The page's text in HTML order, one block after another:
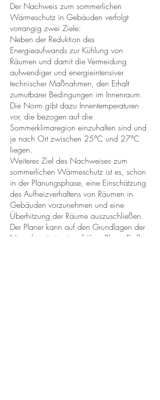
Der Nachweis zum sommerlichen
Wärmeschutz in Gebäuden verfolgt
vorrangig zwei Ziele:
Neben der Reduktion des
Energieaufwands zur Kühlung von
Räumen und damit die Vermeidung
aufwendiger und energieintensiver
technischer Maßnahmen, den Erhalt
zumutbarer Bedingungen im Innenraum.
Die Norm gibt dazu Innentemperaturen
vor, die bezogen auf die
Sommerklimaregion einzuhalten sind und
je nach Ort zwischen 25°C und 27°C
liegen.
Weiteres Ziel des Nachweises zum
sommerlichen Wärmeschutz ist es, schon
in der Planungsphase, eine Einschätzung
des Aufheizverhaltens von Räumen in
Gebäuden vorzunehmen und eine
Überhitzung der Räume auszuschließen.
Der Planer kann auf den Grundlagen der
Norm bereits in einer frühen Phase Einfluss